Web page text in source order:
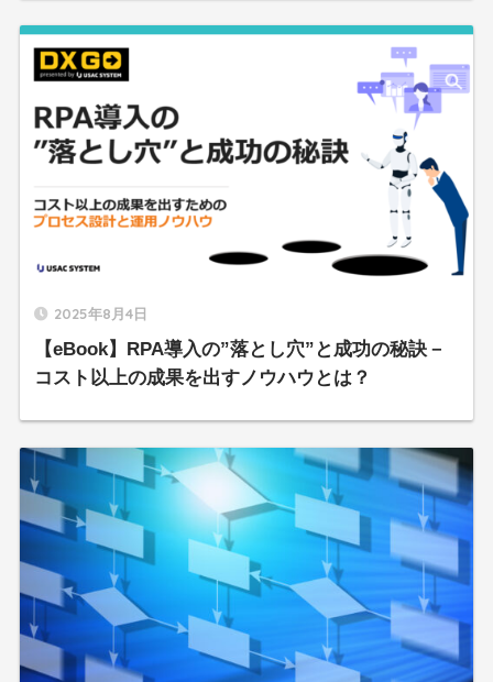
2025年8月4日
【eBook】RPA導入の”落とし穴”と成功の秘訣－
コスト以上の成果を出すノウハウとは？